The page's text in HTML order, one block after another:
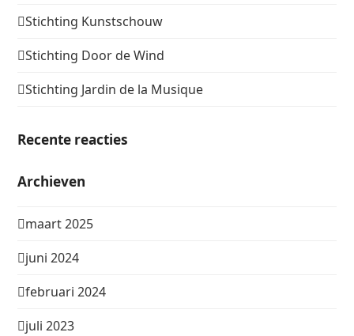
Stichting Kunstschouw
Stichting Door de Wind
Stichting Jardin de la Musique
Recente reacties
Archieven
maart 2025
juni 2024
februari 2024
juli 2023